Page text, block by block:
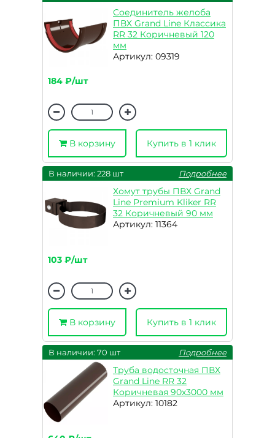
Соединитель желоба
ПВХ Grand Line Классика
RR 32 Коричневый 120
мм
Артикул: 09319
184 ₽/шт
В корзину Купить в 1 клик
В наличии: 228 шт Подробнее
Хомут трубы ПВХ Grand
Line Premium Kliker RR
32 Коричневый 90 мм
Артикул: 11364
103 ₽/шт
В корзину Купить в 1 клик
В наличии: 70 шт Подробнее
Труба водосточная ПВХ
Grand Line RR 32
Коричневая 90х3000 мм
Артикул: 10182